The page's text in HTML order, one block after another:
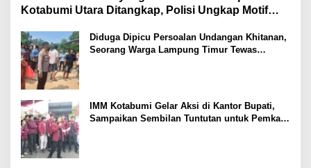
Kotabumi Utara Ditangkap, Polisi Ungkap Motif
Diduga Dipicu Persoalan Undangan Khitanan,
Seorang Warga Lampung Timur Tewas
IMM Kotabumi Gelar Aksi di Kantor Bupati,
Sampaikan Sembilan Tuntutan untuk Pemkab